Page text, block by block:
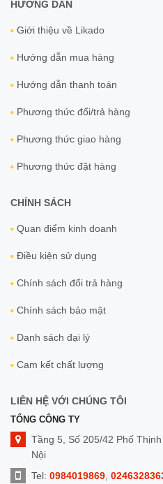
HƯỚNG DẪN
Giới thiệu về Likado
Hướng dẫn mua hàng
Hướng dẫn thanh toán
Phương thức đổi/trả hàng
Phương thức giao hàng
Phương thức đặt hàng
CHÍNH SÁCH
Quan điểm kinh doanh
Điều kiện sử dụng
Chính sách đổi trả hàng
Chính sách bảo mật
Danh sách đại lý
Cam kết chất lượng
LIÊN HỆ VỚI CHÚNG TÔI
TỔNG CÔNG TY
Tầng 5, Số 205/42 Phố
Nội
Tel: 0984019869